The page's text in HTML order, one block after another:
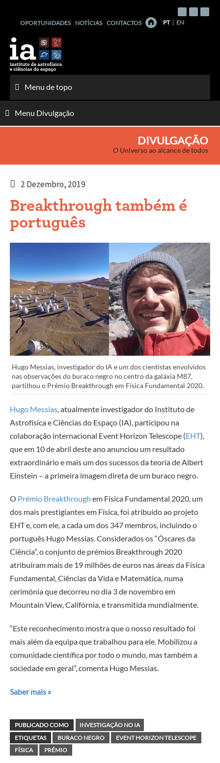
conteúdo
OPORTUNIDADES NOTÍCIAS CONTACTOS PT EN
Menu de topo
Menu Divulgação
DIVULGAÇÃO
O Universo ao alcance de todos
2 Dezembro, 2019
Breakthrough também é
português
Hugo Messias, investigador do IA e um dos cientistas envolvidos
nas observações do buraco negro no centro da galáxia M87,
partilhou o Prémio Breakthrough em Física Fundamental 2020.
Hugo Messias , atualmente investigador do Instituto de
Astrofísica e Ciências do Espaço (IA), participou na
colaboração internacional Event Horizon Telescope (EHT),
que em 10 de abril deste ano anunciou um resultado
extraordinário e mais um dos sucessos da teoria de Albert
Einstein – a primeira imagem direta de um buraco negro.
O Prémio Breakthrough em Física Fundamental 2020, um
dos mais prestigiantes em Física, foi atribuído ao projeto
EHT e, com ele, a cada um dos 347 membros, incluindo o
português Hugo Messias. Considerados os “Óscares da
Ciência”, o conjunto de prémios Breakthrough 2020
atribuíram mais de 19 milhões de euros nas áreas da Física
Fundamental, Ciências da Vida e Matemática, numa
cerimónia que decorreu no dia 3 de novembro em
Mountain View, Califórnia, e transmitida mundialmente.
“Este reconhecimento mostra que o nosso resultado foi
mais além da equipa que trabalhou para ele. Mobilizou a
comunidade científica por todo o mundo, mas também a
sociedade em geral”, comenta Hugo Messias.
Saber mais »
PUBLICADO COMO
INVESTIGAÇÃO NO IA
ETIQUETAS
BURACO NEGRO
EVENT HORIZON TELESCOPE
FÍSICA
PRÉMIO